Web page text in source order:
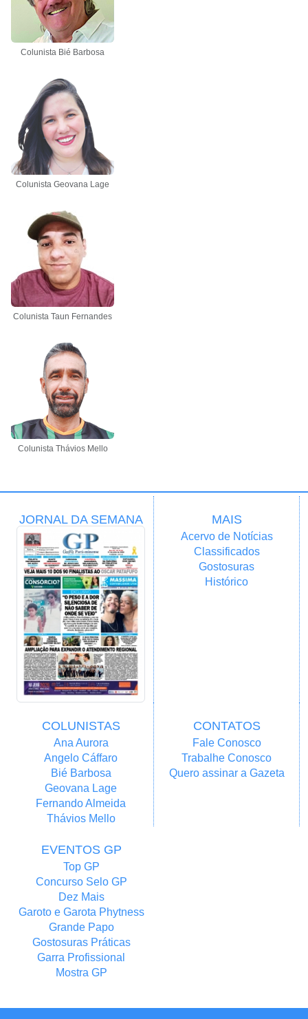
Colunista Bié Barbosa
Colunista Geovana Lage
Colunista Taun Fernandes
Colunista Thávios Mello
JORNAL DA SEMANA MAIS
Acervo de Notícias
Classificados
Gostosuras
Histórico
COLUNISTAS
Ana Aurora
Angelo Cáffaro
Bié Barbosa
Geovana Lage
Fernando Almeida
Thávios Mello
CONTATOS
Fale Conosco
Trabalhe Conosco
Quero assinar a Gazeta
EVENTOS GP
Top GP
Concurso Selo GP
Dez Mais
Garoto e Garota Phytness
Grande Papo
Gostosuras Práticas
Garra Profissional
Mostra GP